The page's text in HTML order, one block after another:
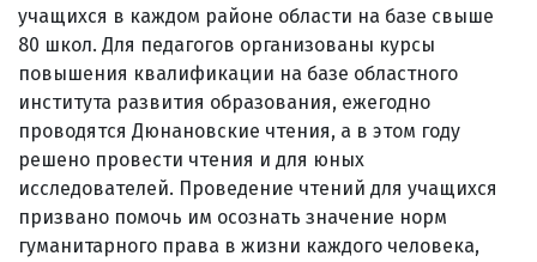
учащихся в каждом районе области на базе свыше
80 школ. Для педагогов организованы курсы
повышения квалификации на базе областного
института развития образования, ежегодно
проводятся Дюнановские чтения, а в этом году
решено провести чтения и для юных
исследователей. Проведение чтений для учащихся
призвано помочь им осознать значение норм
гуманитарного права в жизни каждого человека,